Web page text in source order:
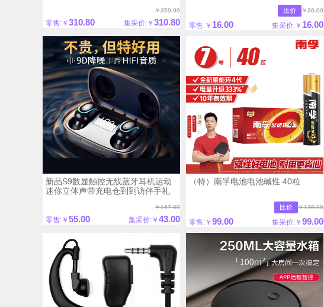
￥359.99
零售:￥ 310.80 集采价:￥ 310.80
￥30.00
零售:￥ 16.00 集采价:￥ 16.00
新品S9数显触控无线蓝牙耳机运动
迷你立体声带充电仓到到访伴手礼
￥167.00
零售:￥ 55.00 集采价:￥ 43.00
（特）南孚电池电池碱性 40粒
￥139.00
零售:￥ 99.00 集采价:￥ 99.00